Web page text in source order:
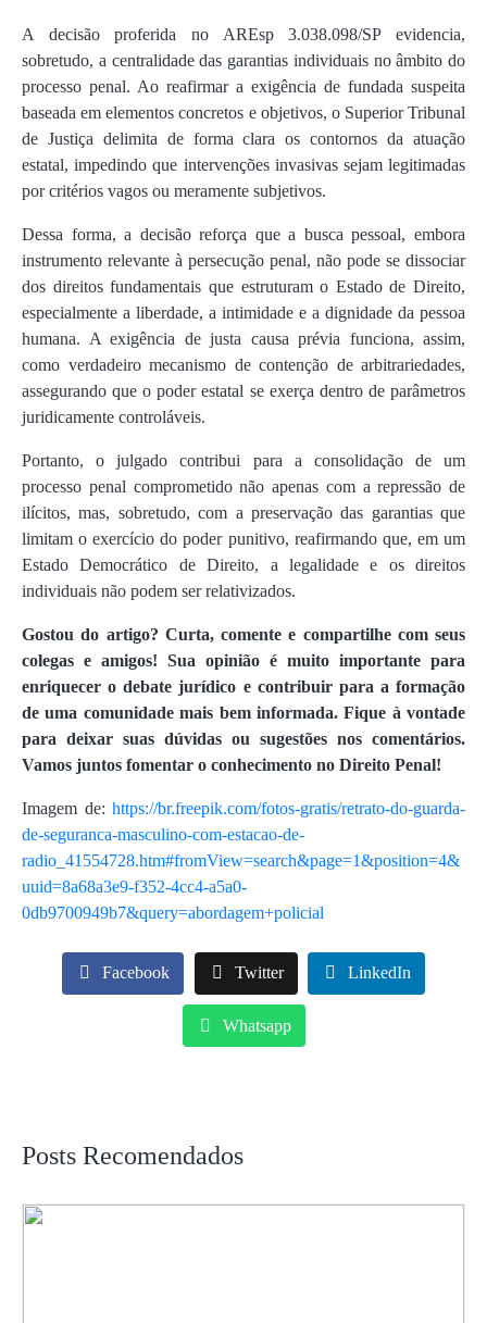
A decisão proferida no AREsp 3.038.098/SP evidencia,
sobretudo, a centralidade das garantias individuais no âmbito do
processo penal. Ao reafirmar a exigência de fundada suspeita
baseada em elementos concretos e objetivos, o Superior Tribunal
de Justiça delimita de forma clara os contornos da atuação
estatal, impedindo que intervenções invasivas sejam legitimadas
por critérios vagos ou meramente subjetivos.
Dessa forma, a decisão reforça que a busca pessoal, embora
instrumento relevante à persecução penal, não pode se dissociar
dos direitos fundamentais que estruturam o Estado de Direito,
especialmente a liberdade, a intimidade e a dignidade da pessoa
humana. A exigência de justa causa prévia funciona, assim,
como verdadeiro mecanismo de contenção de arbitrariedades,
assegurando que o poder estatal se exerça dentro de parâmetros
juridicamente controláveis.
Portanto, o julgado contribui para a consolidação de um
processo penal comprometido não apenas com a repressão de
ilícitos, mas, sobretudo, com a preservação das garantias que
limitam o exercício do poder punitivo, reafirmando que, em um
Estado Democrático de Direito, a legalidade e os direitos
individuais não podem ser relativizados.
Gostou do artigo? Curta, comente e compartilhe com seus
colegas e amigos! Sua opinião é muito importante para
enriquecer o debate jurídico e contribuir para a formação
de uma comunidade mais bem informada. Fique à vontade
para deixar suas dúvidas ou sugestões nos comentários.
Vamos juntos fomentar o conhecimento no Direito Penal!
Imagem de: https://br.freepik.com/fotos-gratis/retrato-do-guarda-
de-seguranca-masculino-com-estacao-de-
radio_41554728.htm#fromView=search&page=1&position=4&
uuid=8a68a3e9-f352-4cc4-a5a0-
0db9700949b7&query=abordagem+policial
Facebook Twitter LinkedIn
Whatsapp
Posts Recomendados